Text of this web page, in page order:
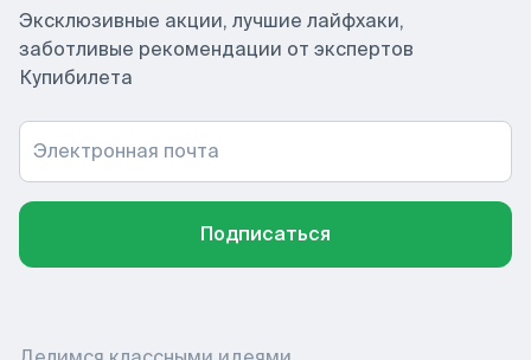
Эксклюзивные акции, лучшие лайфхаки,
заботливые рекомендации от экспертов
Купибилета
Электронная почта
Подписаться